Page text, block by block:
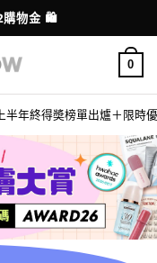
配送港澳
、信用卡付款
0
半年終得奬榜單出爐＋限時